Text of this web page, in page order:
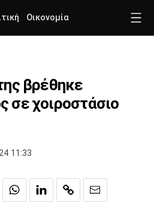
Οικονομία
βρέθηκε
σε χοιροστάσιο
11:33